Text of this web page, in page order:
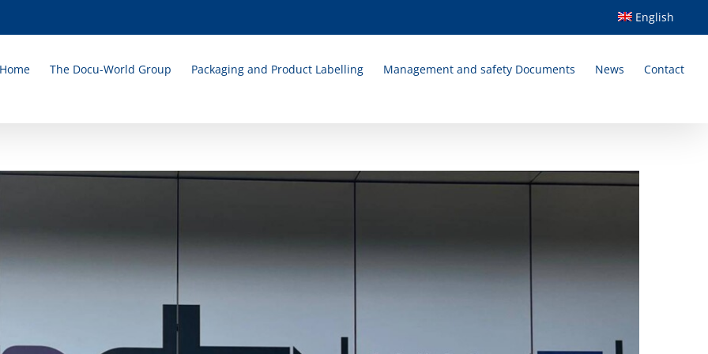
English
Home The Docu-World Group Packaging and Product Labelling Management and safety Documents News Contact